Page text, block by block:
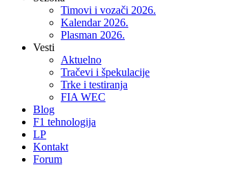
Timovi i vozači 2026.
Kalendar 2026.
Plasman 2026.
Vesti
Aktuelno
Tračevi i špekulacije
Trke i testiranja
FIA WEC
Blog
F1 tehnologija
LP
Kontakt
Forum